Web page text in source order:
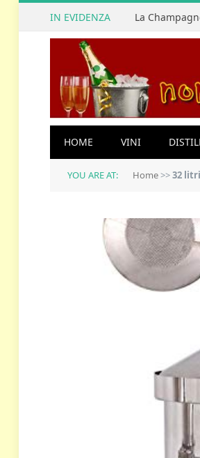
IN EVIDENZA
HOME VINI
YOU ARE AT: Home>>32